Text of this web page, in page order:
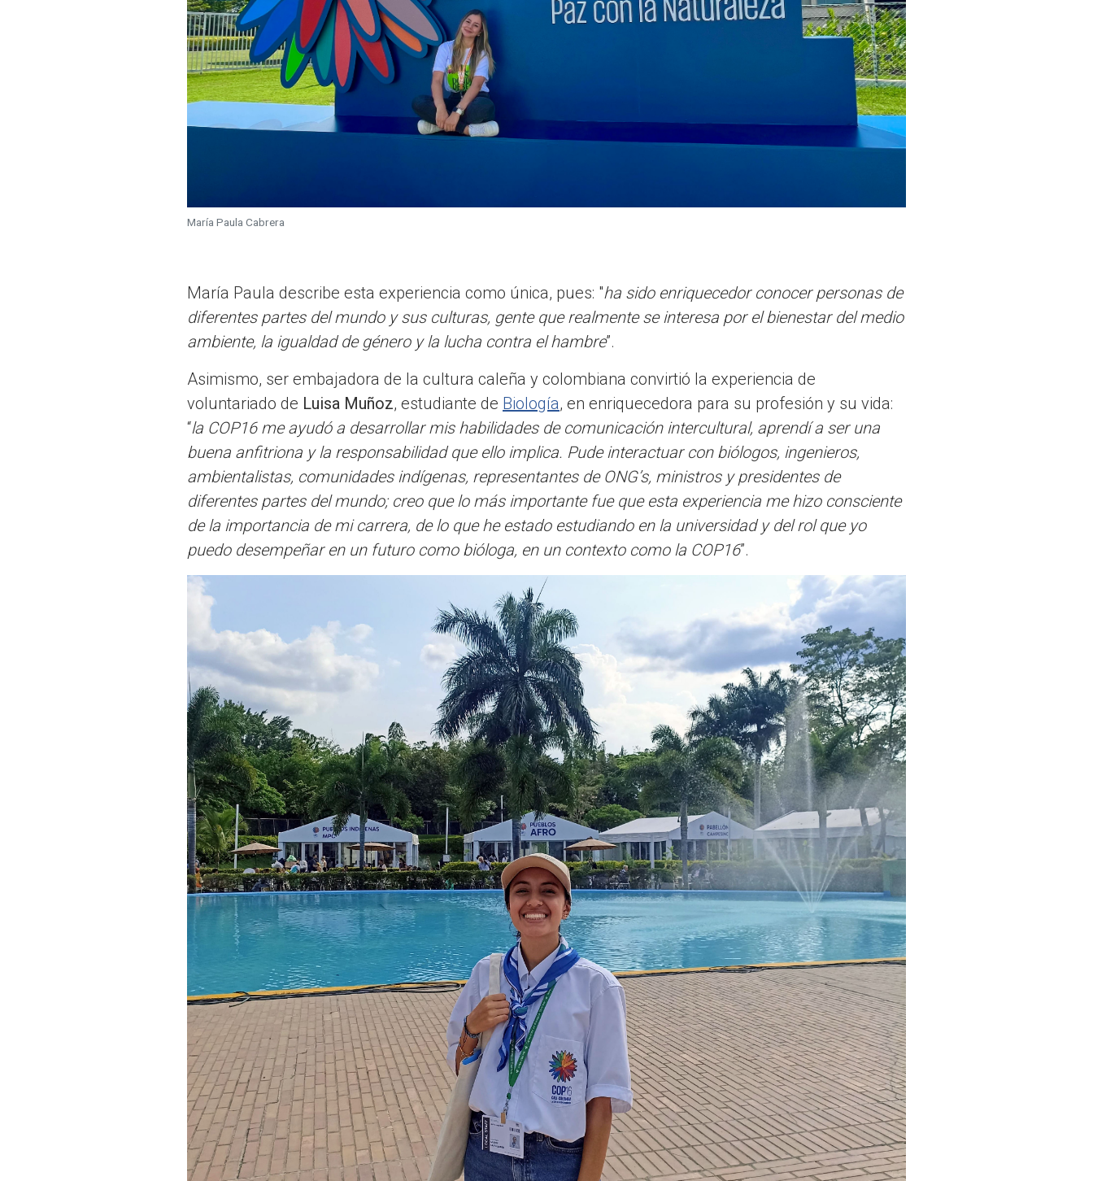
María Paula Cabrera
María Paula describe esta experiencia como única, pues: "ha sido enriquecedor conocer personas de
diferentes partes del mundo y sus culturas, gente que realmente se interesa por el bienestar del medio
ambiente, la igualdad de género y la lucha contra el hambre”.
Asimismo, ser embajadora de la cultura caleña y colombiana convirtió la experiencia de
voluntariado de Luisa Muñoz, estudiante de Biología, en enriquecedora para su profesión y su vida:
“la COP16 me ayudó a desarrollar mis habilidades de comunicación intercultural, aprendí a ser una
buena anfitriona y la responsabilidad que ello implica. Pude interactuar con biólogos, ingenieros,
ambientalistas, comunidades indígenas, representantes de ONG’s, ministros y presidentes de
diferentes partes del mundo; creo que lo más importante fue que esta experiencia me hizo consciente
de la importancia de mi carrera, de lo que he estado estudiando en la universidad y del rol que yo
puedo desempeñar en un futuro como bióloga, en un contexto como la COP16”.